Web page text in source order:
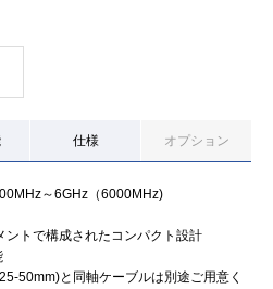
仕様 オプション
～6GHz（6000MHz)
トで構成されたコンパクト設計
50mm)と同軸ケーブルは別途ご用意く